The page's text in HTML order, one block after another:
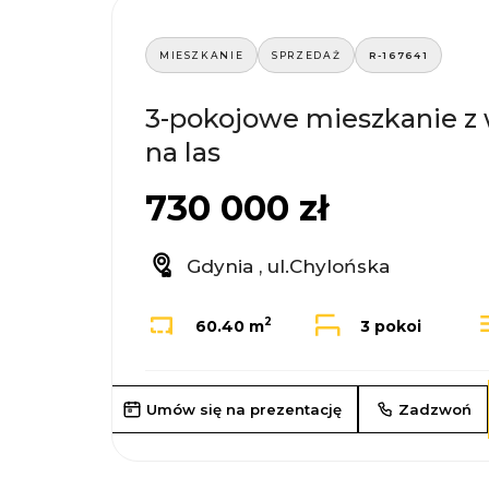
MIESZKANIE SPRZEDAŻ R-167641
3-pokojowe mieszkanie
na las
730 000 zł
Gdynia , ul.Chylońska
60.40 m2 3 pokoi
Umów się na prezentację Zadzwoń